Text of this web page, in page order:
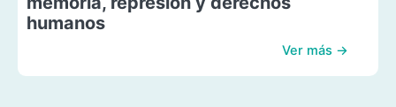
humanos
Ver más →